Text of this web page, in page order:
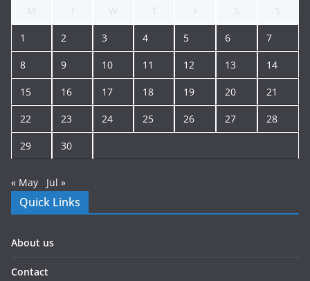
1 2 3 4 5 6 7
8 9 10 11 12 13 14
15 16 17 18 19 20 21
22 23 24 25 26 27 28
29 30
« May Jul »
Quick Links
About us
Contact